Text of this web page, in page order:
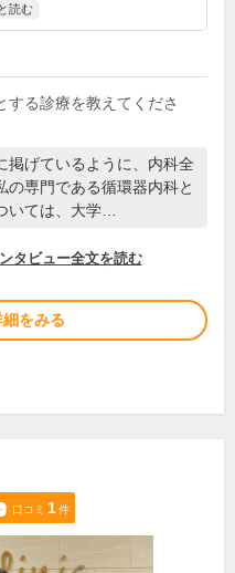
と読む
する診療を教えてくださ
掲げているように、内科全
の専門である循環器内科と
いては、大学…
タビュー全文を読む
をみる
口コミ 1件